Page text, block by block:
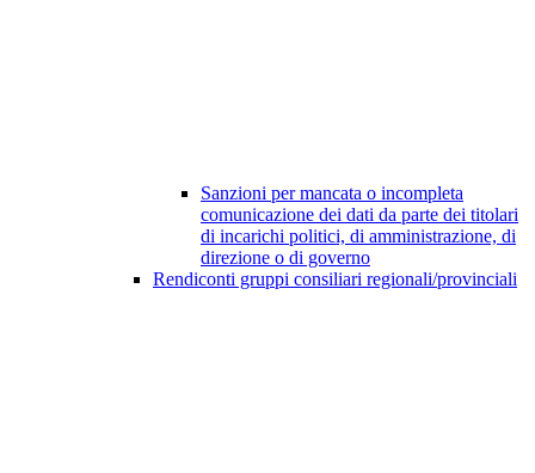
Sanzioni per mancata o incompleta
comunicazione dei dati da parte dei titolari
di incarichi politici, di amministrazione, di
direzione o di governo
Rendiconti gruppi consiliari regionali/provinciali